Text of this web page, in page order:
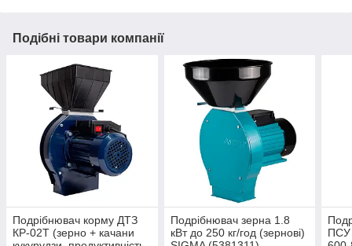
Подібні товари компанії
Подрібнювач корму ДТЗ
КР-02Т (зерно + качани
Подрібнювач зерна 1.8
кВт до 250 кг/год (зернові)
ПСУ